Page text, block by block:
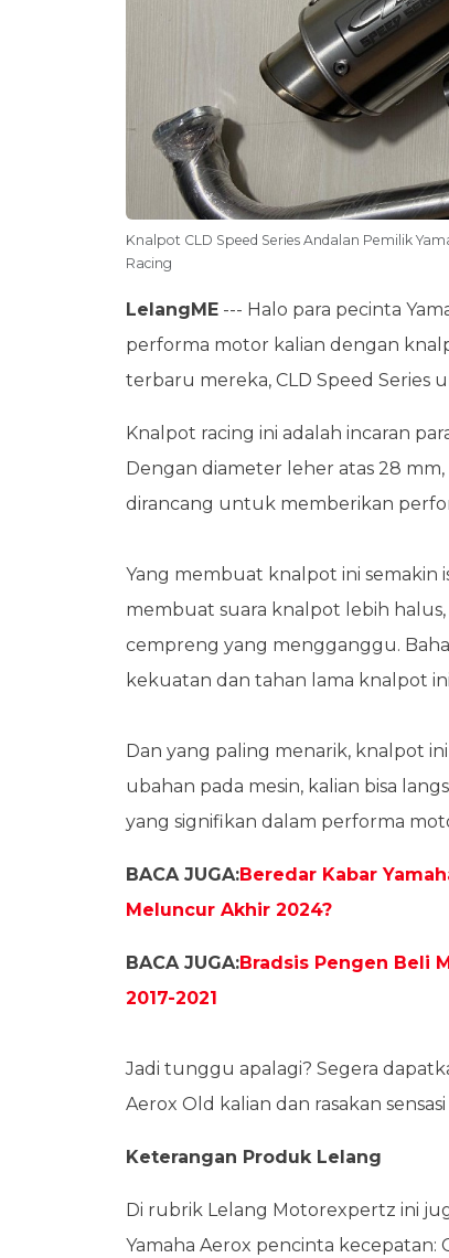
Knalpot CLD Speed Series Andalan Pemilik
Racing
LelangME --- Halo para pecinta
performa motor kalian dengan
terbaru mereka, CLD Speed Series
Knalpot racing ini adalah incaran
Dengan diameter leher atas 28
dirancang untuk memberikan
Yang membuat knalpot ini semakin
membuat suara knalpot lebih
cempreng yang mengganggu.
kekuatan dan tahan lama knalpot
Dan yang paling menarik, knalpot
ubahan pada mesin, kalian bisa
yang signifikan dalam performa
BACA JUGA:Beredar Kabar
Meluncur Akhir 2024?
BACA JUGA:Bradsis Pengen Beli
2017-2021
Jadi tunggu apalagi? Segera
Aerox Old kalian dan rasakan
Keterangan Produk Lelang
Di rubrik Lelang Motorexpertz ini
Yamaha Aerox pencinta kecepatan: